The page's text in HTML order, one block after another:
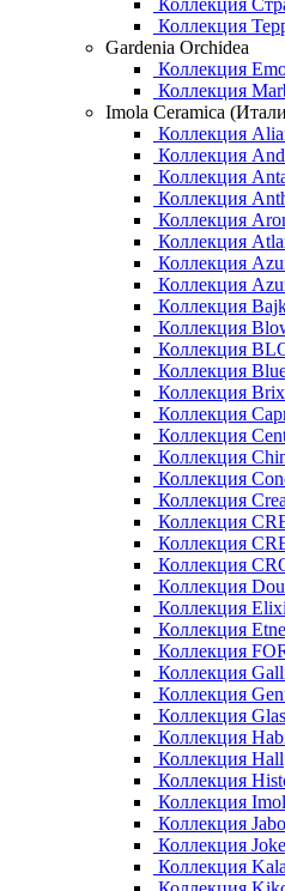
Коллекция
Коллекция
Gardenia Orchidea
Коллекция
Коллекция
Imola Ceramica
Коллекция
Коллекция
Коллекция
Коллекция
Коллекция
Коллекция
Коллекция
Коллекция
Коллекция
Коллекция
Коллекция
Коллекция
Коллекция
Коллекция
Коллекция
Коллекция
Коллекция
Коллекция
Коллекция
Коллекция
Коллекция
Коллекция
Коллекция
Коллекция
Коллекция
Коллекция
Коллекция
Коллекция
Коллекция
Коллекция Hall
Коллекция
Коллекция
Коллекция
Коллекция
Коллекция